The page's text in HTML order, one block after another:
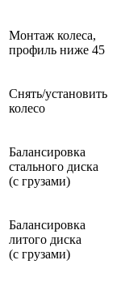
Монтаж колеса,
профиль ниже 45
Снять/установить
колесо
Балансировка
стального диска
(с грузами)
Балансировка
литого диска
(с грузами)